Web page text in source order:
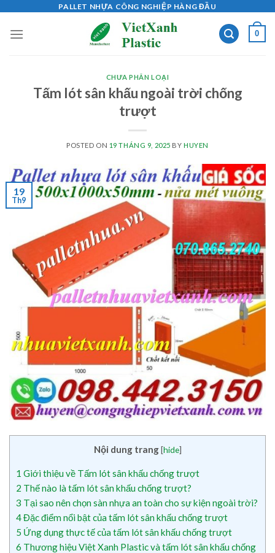
content
PALLET NHỰA CÔNG NGHIỆP HÀNG ĐẦU
0
CHƯA PHÂN LOẠI
Tấm lót sân khấu ngoài trời chống
trượt
POSTED ON 19 THÁNG 9, 2025 BY HUYEN
19
Th9
Nội dung trang [hide]
1 Giới thiệu về Tấm lót sân khấu chống trượt
2 Thế nào là tấm lót sân khấu chống trượt?
3 Tại sao nên chọn sàn nhựa an toàn cho sự kiện ngoài trời?
4Đặc điểm nổi bật của tấm lót sân khấu chống trượt
5 Ứng dụng thực tế của tấm lót sân khấu chống trượt
6 Thương hiệu Việt Xanh Plastic và tấm lót sân khấu chống